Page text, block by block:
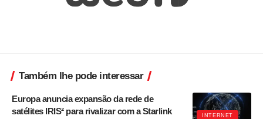
Também lhe pode interessar
INTERNET
Europa anuncia expansão da rede de
satélites IRIS² para rivalizar com a Starlink